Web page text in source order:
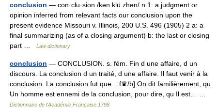
conclusion — con·clu·sion /kən klü zhən/ n 1: a judgment or
opinion inferred from relevant facts our conclusion upon the
present evidence Missouri v. Illinois, 200 U.S. 496 (1905) 2 a: a
final summarizing (as of a closing argument) b: the last or closing
part …
Law dictionary
conclusion — CONCLUSION. s. fém. Fin d une affaire, d un
discours. La conclusion d un traité, d une affaire. Il faut venir à la
conclusion. La conclusion fut que... f♛/b] On dit familièrement, qu
Un homme est ennemi de la conclusion, pour dire, qu Il est… …
Dictionnaire de l'Académie Française 1798